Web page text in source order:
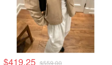
$419.25 $559.00